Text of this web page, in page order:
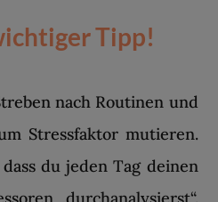
Tipp!
nach Routinen und
Stressfaktor mutieren.
du jeden Tag deinen
„durchanalysierst“.